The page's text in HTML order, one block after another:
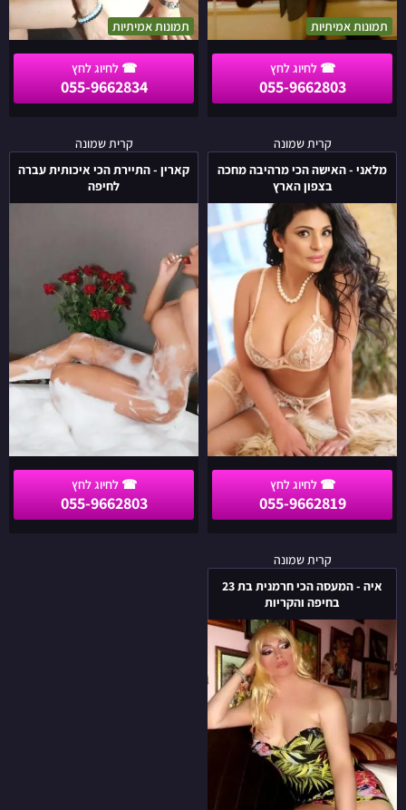
תמונות אמיתיות
055-9662803
תמונות אמיתיות
055-9662834
קרית שמונה
מלאני - האישה הכי מרהיבה מחכה
בצפון הארץ
055-9662819
מלאני
-
האישה
הכי
מרהיבה
מחכה
בצפון
הארץ
קרית שמונה
קארין - התיירת הכי איכותית עברה
לחיפה
055-9662803
קארין
-
התיירת
הכי
לחיפה
קרית שמונה
איה - המעסה הכי חרמנית בת 23
בחיפה והקריות
איה
-
המעסה
הכי
חרמנית
בת
23
בחיפה
והקריות